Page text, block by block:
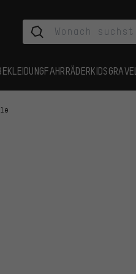
FAHRRÄDERKIDSGRAVEL